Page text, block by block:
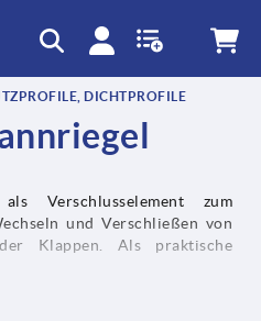
DICHTPROFILE
Verschlusselement zum
und Verschließen von
Klappen. Als praktische
Bedienelemente im